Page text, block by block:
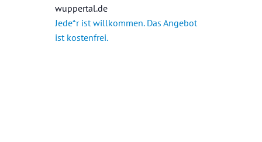
wuppertal.de
Jede*r ist willkommen. Das Angebot
ist kostenfrei.